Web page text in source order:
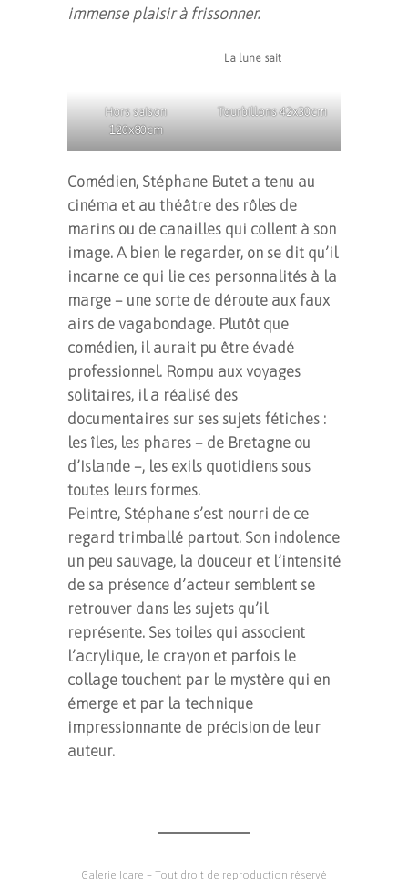
immense plaisir à frissonner.
La lune sait
Hors saison
120x80cm
Tourbillons 42x30cm
Comédien, Stéphane Butet a tenu au
cinéma et au théâtre des rôles de
marins ou de canailles qui collent à son
image. A bien le regarder, on se dit qu’il
incarne ce qui lie ces personnalités à la
marge – une sorte de déroute aux faux
airs de vagabondage. Plutôt que
comédien, il aurait pu être évadé
professionnel. Rompu aux voyages
solitaires, il a réalisé des
documentaires sur ses sujets fétiches :
les îles, les phares – de Bretagne ou
d’Islande –, les exils quotidiens sous
toutes leurs formes.
Peintre, Stéphane s’est nourri de ce
regard trimballé partout. Son indolence
un peu sauvage, la douceur et l’intensité
de sa présence d’acteur semblent se
retrouver dans les sujets qu’il
représente. Ses toiles qui associent
l’acrylique, le crayon et parfois le
collage touchent par le mystère qui en
émerge et par la technique
impressionnante de précision de leur
auteur.
Galerie Icare – Tout droit de reproduction réservé